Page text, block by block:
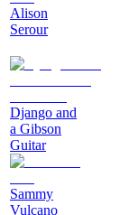
Alison
Serour
Django and
a Gibson
Guitar
Sammy
Vulcano